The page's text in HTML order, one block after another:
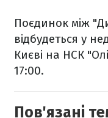
Поєдинок між
відбудеться у
Києві на НСК
17:00.
Пов'язані